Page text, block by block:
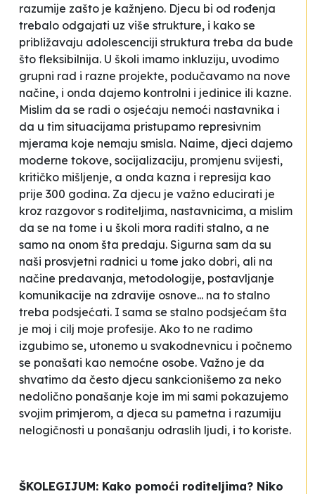
razumije zašto je kažnjeno. Djecu bi od rođenja
trebalo odgajati uz više strukture, i kako se
približavaju adolescenciji struktura treba da bude
što fleksibilnija. U školi imamo inkluziju, uvodimo
grupni rad i razne projekte, podučavamo na nove
načine, i onda dajemo kontrolni i jedinice ili kazne.
Mislim da se radi o osjećaju nemoći nastavnika i
da u tim situacijama pristupamo represivnim
mjerama koje nemaju smisla. Naime, djeci dajemo
moderne tokove, socijalizaciju, promjenu svijesti,
kritičko mišljenje, a onda kazna i represija kao
prije 300 godina. Za djecu je važno educirati je
kroz razgovor s roditeljima, nastavnicima, a mislim
da se na tome i u školi mora raditi stalno, a ne
samo na onom šta predaju. Sigurna sam da su
naši prosvjetni radnici u tome jako dobri, ali na
načine predavanja, metodologije, postavljanje
komunikacije na zdravije osnove... na to stalno
treba podsjećati. I sama se stalno podsjećam šta
je moj i cilj moje profesije. Ako to ne radimo
izgubimo se, utonemo u svakodnevnicu i počnemo
se ponašati kao nemoćne osobe. Važno je da
shvatimo da često djecu sankcionišemo za neko
nedolično ponašanje koje im mi sami pokazujemo
svojim primjerom, a djeca su pametna i razumiju
nelogičnosti u ponašanju odraslih ljudi, i to koriste.
ŠKOLEGIJUM: Kako pomoći roditeljima? Niko